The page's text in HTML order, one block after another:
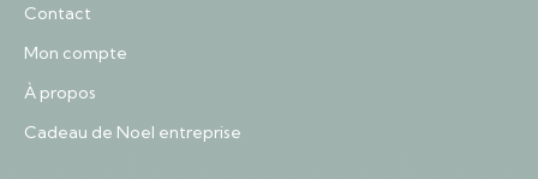
Contact
Mon compte
À propos
Cadeau de Noel entreprise